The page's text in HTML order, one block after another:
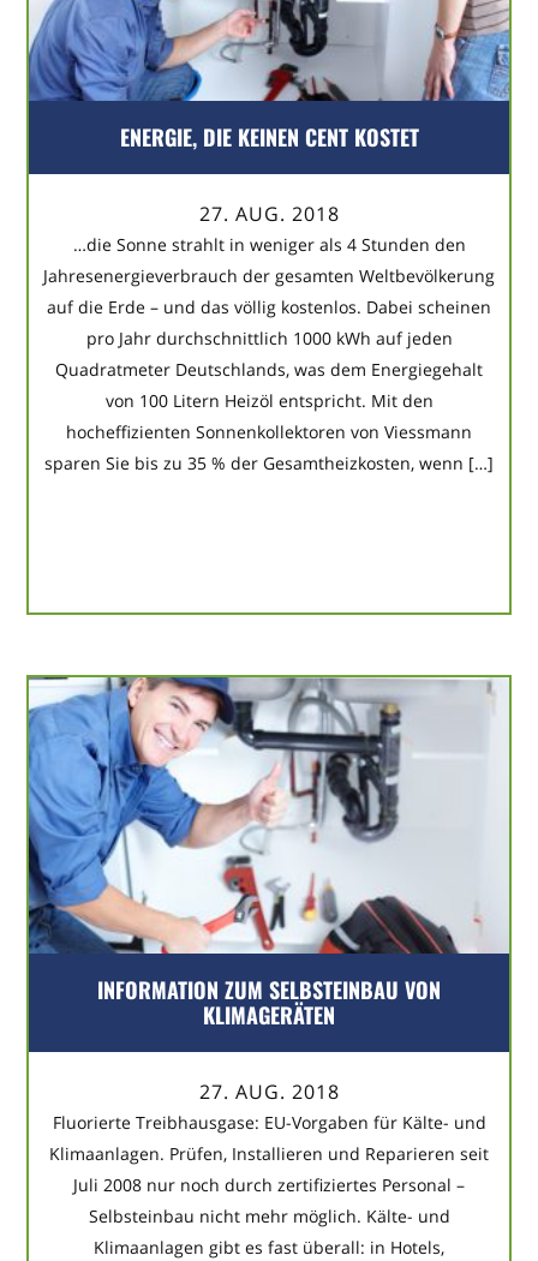
ENERGIE, DIE KEINEN CENT KOSTET
27. AUG. 2018
…die Sonne strahlt in weniger als 4 Stunden den
Jahresenergieverbrauch der gesamten Weltbevölkerung
auf die Erde – und das völlig kostenlos. Dabei scheinen
pro Jahr durchschnittlich 1000 kWh auf jeden
Quadratmeter Deutschlands, was dem Energiegehalt
von 100 Litern Heizöl entspricht. Mit den
hocheffizienten Sonnenkollektoren von Viessmann
sparen Sie bis zu 35 % der Gesamtheizkosten, wenn […]
INFORMATION ZUM SELBSTEINBAU VON
KLIMAGERÄTEN
27. AUG. 2018
Fluorierte Treibhausgase: EU-Vorgaben für Kälte- und
Klimaanlagen. Prüfen, Installieren und Reparieren seit
Juli 2008 nur noch durch zertifiziertes Personal –
Selbsteinbau nicht mehr möglich. Kälte- und
Klimaanlagen gibt es fast überall: in Hotels,